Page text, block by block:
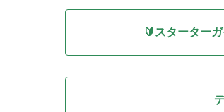
🔰スターター